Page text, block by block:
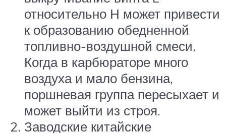
относительно Н может привести
к образованию обедненной
топливно-воздушной смеси.
Когда в карбюраторе много
воздуха и мало бензина,
поршневая группа пересыхает и
может выйти из строя.
Заводские китайские